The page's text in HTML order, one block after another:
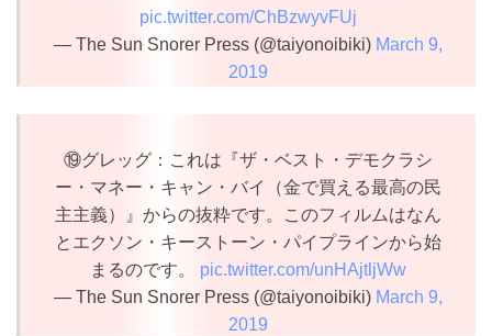
pic.twitter.com/ChBzwyvFUj
— The Sun Snorer Press (@taiyonoibiki) March 9,
2019
⑲グレッグ：これは『ザ・ベスト・デモクラシ
ー・マネー・キャン・バイ（金で買える最高の民
主主義）』からの抜粋です。このフィルムはなん
とエクソン・キーストーン・パイプラインから始
まるのです。 pic.twitter.com/unHAjtljWw
— The Sun Snorer Press (@taiyonoibiki) March 9,
2019